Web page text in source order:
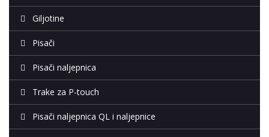
Giljotine
Pisači
Pisači naljepnica
Trake za P-touch
Pisači naljepnica QL i naljepnice